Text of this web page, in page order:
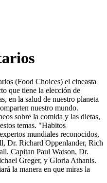
(Food Choices) el cineasta
que tiene la elección de
en la salud de nuestro planeta
nuestro mundo.
sobre la comida y las dietas,
temas. "Habitos
mundiales reconocidos,
Dr. Richard Oppenlander, Rich
Capitan Paul Watson, Dr.
Greger, y Gloria Athanis.
la manera en que miras la